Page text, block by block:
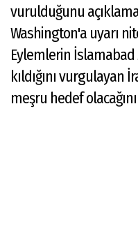
vurulduğunu
Washington'a uyarı
Eylemlerin İslamabad
kıldığını vurgulayan
meşru hedef